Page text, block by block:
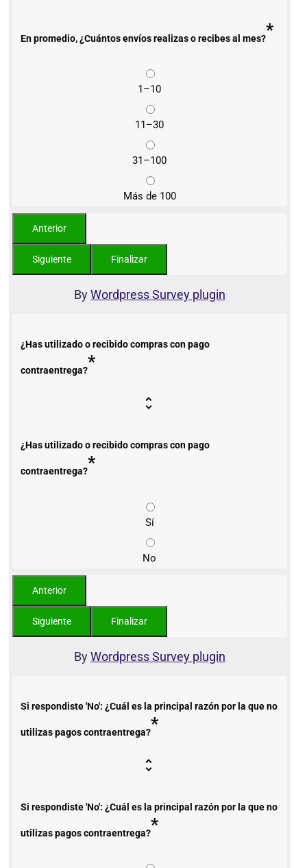
En promedio, ¿Cuántos envíos realizas o recibes al mes?*
1–10
11–30
31–100
Más de 100
ByWordpress Survey plugin
¿Has utilizado o recibido compras con pago
contraentrega?*
¿Has utilizado o recibido compras con pago
contraentrega?*
Sí
No
ByWordpress Survey plugin
Si respondiste 'No': ¿Cuál es la principal razón por la que no
utilizas pagos contraentrega?*
Si respondiste 'No': ¿Cuál es la principal razón por la que no
utilizas pagos contraentrega?*